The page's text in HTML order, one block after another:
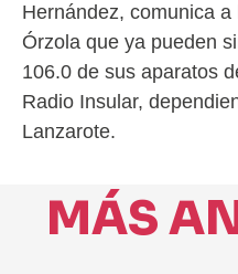
Hernández, comunica
Órzola que ya pueden
106.0 de sus aparatos
Radio Insular,
Lanzarote.
MÁS